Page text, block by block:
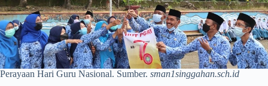
Perayaan Hari Guru Nasional. Sumber. sman1singgahan.sch.id